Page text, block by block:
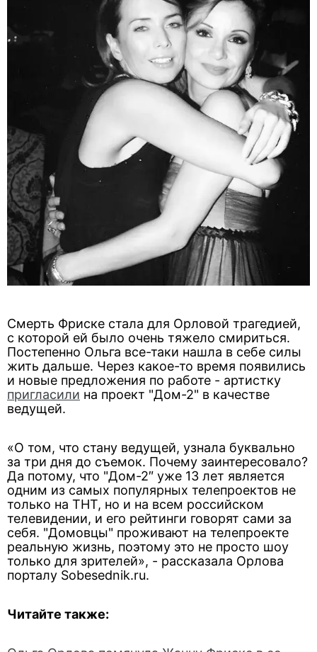
Смерть Фриске стала для Орловой трагедией,
с которой ей было очень тяжело смириться.
Постепенно Ольга все-таки нашла в себе силы
жить дальше. Через какое-то время появились
и новые предложения по работе - артистку
пригласили на проект "Дом-2" в качестве
ведущей.
«О том, что стану ведущей, узнала буквально
за три дня до съемок. Почему заинтересовало?
Да потому, что "Дом-2″ уже 13 лет является
одним из самых популярных телепроектов не
только на ТНТ, но и на всем российском
телевидении, и его рейтинги говорят сами за
себя. "Домовцы" проживают на телепроекте
реальную жизнь, поэтому это не просто шоу
только для зрителей», - рассказала Орлова
порталу Sobesednik.ru.
Читайте также: